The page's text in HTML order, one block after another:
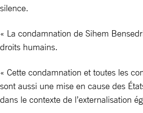
silence.
« La condamnation de Sihem
droits humains.
« Cette condamnation et toutes les
sont aussi une mise en cause des
dans le contexte de l’externalisation